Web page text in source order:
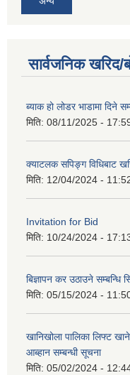
सार्वजनिक
ब्याक हो लोडर भाडामा दिने
मिति: 08/11/2025 -
क्याटलक सपिङ्ग विधिबाट
मिति: 12/04/2024 -
Invitation for Bid
मिति: 10/24/2024 -
बिज्ञापन कर उठाउने सम्बन्धि
मिति: 05/15/2024 -
खानिखोला पालिका लिफ्ट
आब्हान सम्बन्धी सूचना
मिति: 05/02/2024 -